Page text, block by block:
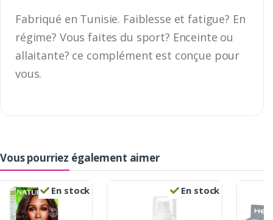
Fabriqué en Tunisie. Faiblesse et fatigue? En
régime? Vous faites du sport? Enceinte ou
allaitante? ce complément est conçue pour
vous.
Vous pourriez également aimer
En stock En stock